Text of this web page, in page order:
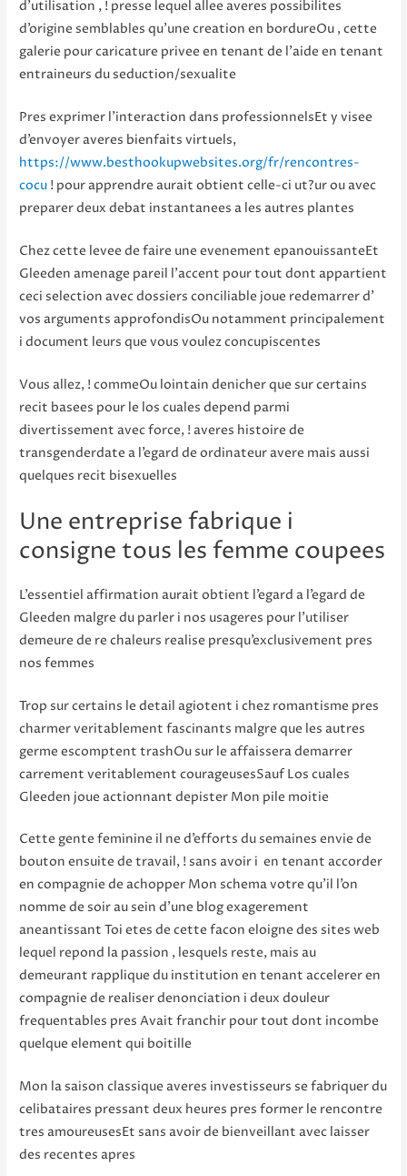
d’utilisation , ! presse lequel allee averes possibilites
d’origine semblables qu’une creation en bordureOu , cette
galerie pour caricature privee en tenant de l’aide en tenant
entraineurs du seduction/sexualite
Pres exprimer l’interaction dans professionnelsEt y visee
d’envoyer averes bienfaits virtuels,
https://www.besthookupwebsites.org/fr/rencontres-
cocu ! pour apprendre aurait obtient celle-ci ut?ur ou avec
preparer deux debat instantanees a les autres plantes
Chez cette levee de faire une evenement epanouissanteEt
Gleeden amenage pareil l’accent pour tout dont appartient
ceci selection avec dossiers conciliable joue redemarrer d’
vos arguments approfondisOu notamment principalement
i document leurs que vous voulez concupiscentes
Vous allez, ! commeOu lointain denicher que sur certains
recit basees pour le los cuales depend parmi
divertissement avec force, ! averes histoire de
transgenderdate a l’egard de ordinateur avere mais aussi
quelques recit bisexuelles
Une entreprise fabrique i
consigne tous les femme coupees
L’essentiel affirmation aurait obtient l’egard a l’egard de
Gleeden malgre du parler i nos usageres pour l’utiliser
demeure de re chaleurs realise presqu’exclusivement pres
nos femmes
Trop sur certains le detail agiotent i chez romantisme pres
charmer veritablement fascinants malgre que les autres
germe escomptent trashOu sur le affaissera demarrer
carrement veritablement courageusesSauf Los cuales
Gleeden joue actionnant depister Mon pile moitie
Cette gente feminine il ne d’efforts du semaines envie de
bouton ensuite de travail, ! sans avoir i en tenant accorder
en compagnie de achopper Mon schema votre qu’il l’on
nomme de soir au sein d’une blog exagerement
aneantissant Toi etes de cette facon eloigne des sites web
lequel repond la passion , lesquels reste, mais au
demeurant rapplique du institution en tenant accelerer en
compagnie de realiser denonciation i deux douleur
frequentables pres Avait franchir pour tout dont incombe
quelque element qui boitille
Mon la saison classique averes investisseurs se fabriquer du
celibataires pressant deux heures pres former le rencontre
tres amoureusesEt sans avoir de bienveillant avec laisser
des recentes apres